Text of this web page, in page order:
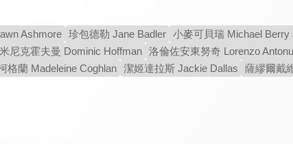
7.7
秘密訪客
每個家庭都有秘密
鎖命佈
Ashmore 珍包德勒 Jane Badler 小麥可貝瑞 Michael Berry
尼克霍夫曼 Dominic Hoffman 洛倫佐安東努奇 Lorenzo
格蘭 Madeleine Coghlan 潔姬達拉斯 Jackie Dallas 薩繆爾戴